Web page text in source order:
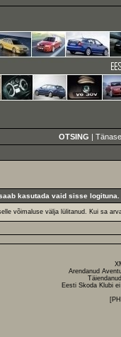
OTSING |
kasutada vaid sisse logituna.
võimaluse välja lülitanud. Kui sa
Arendanud
Eesti Skoda Klubi